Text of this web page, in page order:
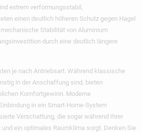
extrem verformungsstabil,
einen deutlich höheren Schutz gegen Hagel
Stabilität von Aluminium
durch eine deutlich längere
je nach Antriebsart. Während klassische
in der Anschaffung sind, bieten
Komfortgewinn. Moderne
in ein Smart-Home-System
Verschattung, die sogar während Ihrer
ein optimales Raumklima sorgt. Denken Sie